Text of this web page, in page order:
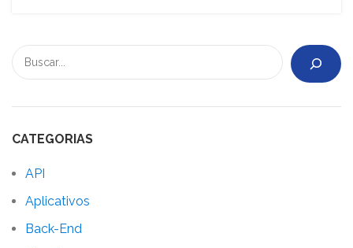
CATEGORIAS
API
Aplicativos
Back-End